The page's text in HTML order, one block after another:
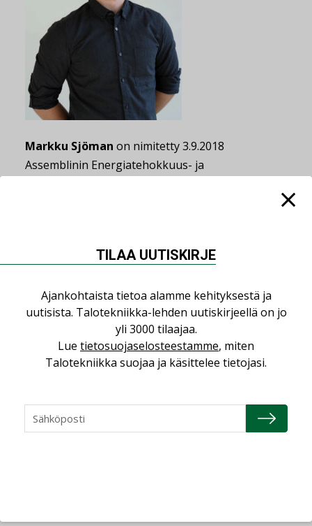
Markku Sjöman on nimitetty 3.9.2018
Assemblinin Energiatehokkuus- ja
Lue lisää Katso kaikki
23.04.2026
Consti
TILAA UUTISKIRJE
Ajankohtaista tietoa alamme kehityksestä ja
uutisista. Talotekniikka-lehden uutiskirjeellä on jo
yli 3000 tilaajaa.
Lue tietosuojaselosteestamme, miten
Talotekniikka suojaa ja käsittelee tietojasi.